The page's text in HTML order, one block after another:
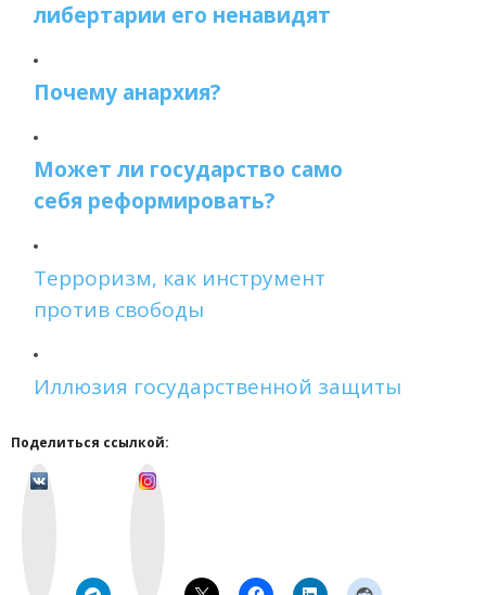
либертарии его ненавидят
Почему анархия?
Может ли государство само
себя реформировать?
Терроризм, как инструмент
против свободы
Иллюзия государственной защиты
Поделиться ссылкой: